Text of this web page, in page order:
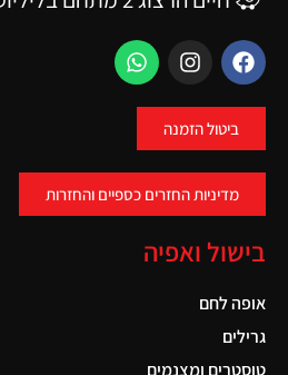
ביטול הזמנה
מדיניות החזרים כספיים והחזרות
בישול ואפיה
אופה לחם
גרילים
טוסטרים ומצנמים